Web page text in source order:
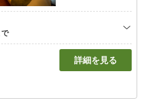
詳細を見る